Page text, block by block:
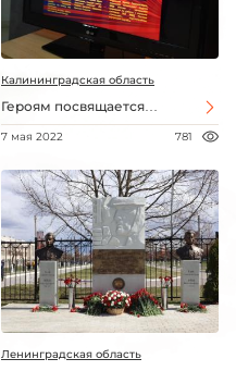
Калининградская область
Героям посвящается…
7 мая 2022 781
Ленинградская область